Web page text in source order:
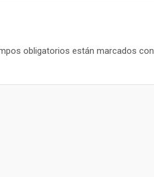
obligatorios están marcados con